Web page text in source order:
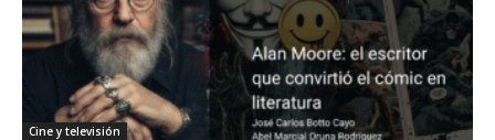
Cine y televisión